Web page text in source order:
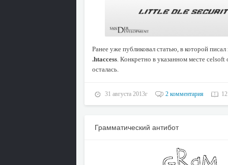
Ранее уже публиковал статью, в которой
.htaccess. Конкретно в указанном месте celsoft
осталась.
31 августа 2013г 2 комментария
Грамматический антибот